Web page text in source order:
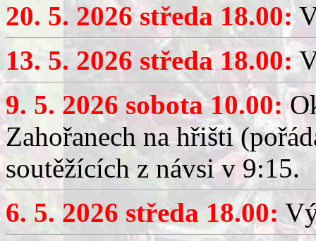
20. 5. 2026 středa 18.00:
13. 5. 2026 středa 18.00:
9. 5. 2026 sobota 10.00:
Zahořanech na hřišti
soutěžících z návsi v 9:15.
6. 5. 2026 středa 18.00: